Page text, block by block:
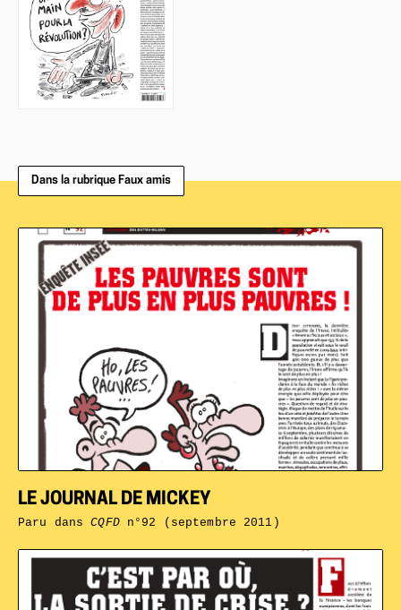
Dans la rubrique Faux amis
LE JOURNAL DE MICKEY
Paru dansCQFDn°92 (septembre 2011)